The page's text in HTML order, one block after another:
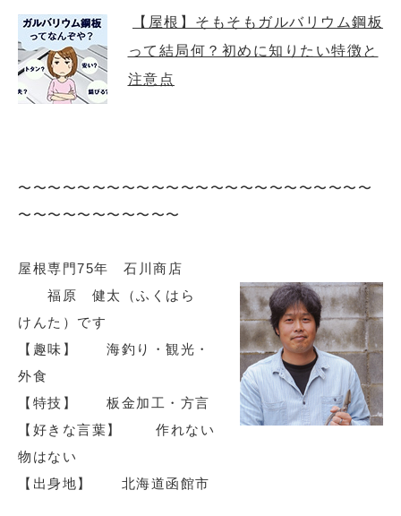
【屋根】そもそもガルバリウム鋼板
って結局何？初めに知りたい特徴と
注意点
〜〜〜〜〜〜〜〜〜〜〜〜〜〜〜〜〜〜〜〜〜〜〜〜
〜〜〜〜〜〜〜〜〜〜〜
屋根専門75年 石川商店
福原 健太（ふくはら
けんた）です
【趣味】 海釣り・観光・
外食
【特技】 板金加工・方言
【好きな言葉】 作れない
物はない
【出身地】 北海道函館市